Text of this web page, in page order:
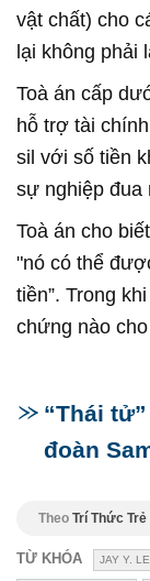
vật chất) cho
lại không phải
Toà án cấp
hỗ trợ tài
sil với số tiền
sự nghiệp đua
Toà án cho
"nó có thể
tiền”. Trong
chứng nào
“Thái
đoàn
Theo Trí Thức Trẻ
TỪ KHÓA JAY Y.